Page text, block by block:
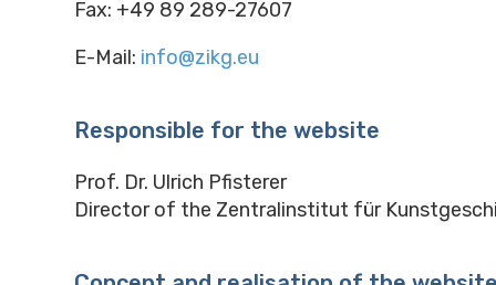
Fax: +49 89 289-27607
E-Mail: info@zikg.eu
Responsible for the website
Prof. Dr. Ulrich Pfisterer
Director of the Zentralinstitut für